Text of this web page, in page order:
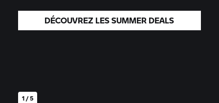
1 / 5
DÉCOUVREZ LES SUMMER DEALS